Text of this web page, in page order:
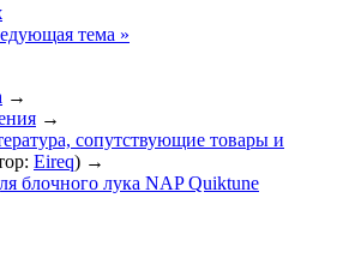
тема »
→
→
сопутствующие товары и
Eireq) →
блочного лука NAP Quiktune